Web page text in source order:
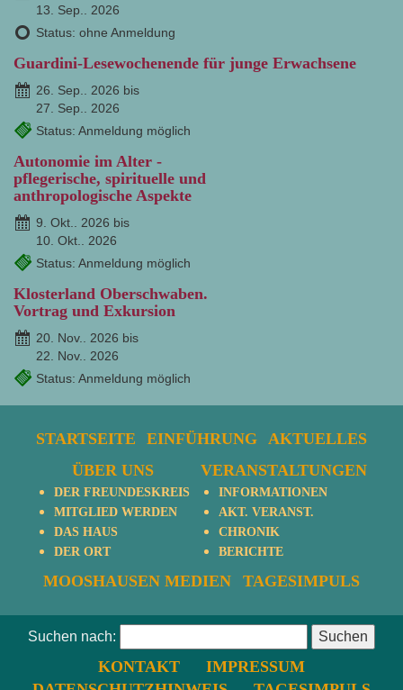
13. Sep.. 2026
Status: ohne Anmeldung
Guardini-Lesewochenende für junge Erwachsene
26. Sep.. 2026 bis
27. Sep.. 2026
Status: Anmeldung möglich
Autonomie im Alter -
pflegerische, spirituelle und
anthropologische Aspekte
9. Okt.. 2026 bis
10. Okt.. 2026
Status: Anmeldung möglich
Klosterland Oberschwaben.
Vortrag und Exkursion
20. Nov.. 2026 bis
22. Nov.. 2026
Status: Anmeldung möglich
STARTSEITE EINFÜHRUNG
AKTUELLES
ÜBER UNS
DER FREUNDESKREIS
MITGLIED WERDEN
DAS HAUS
DER ORT
VERANSTALTUNGEN
INFORMATIONEN
AKT. VERANST.
CHRONIK
BERICHTE
MOOSHAUSEN MEDIEN TAGESIMPULS
Suchen nach:
KONTAKT
IMPRESSUM